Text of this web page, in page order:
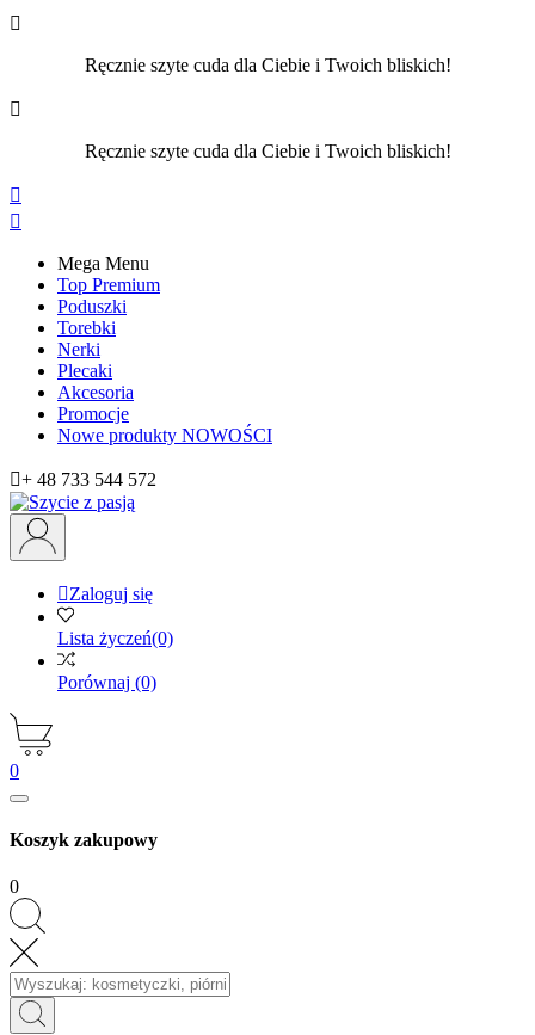

Ręcznie szyte cuda dla Ciebie i Twoich bliskich!

Ręcznie szyte cuda dla Ciebie i Twoich bliskich!


Mega Menu
Top Premium
Poduszki
Torebki
Nerki
Plecaki
Akcesoria
Promocje
Nowe produkty NOWOŚCI
+ 48 733 544 572
Zaloguj się
Lista życzeń(0)
Porównaj (0)
0
Koszyk zakupowy
0